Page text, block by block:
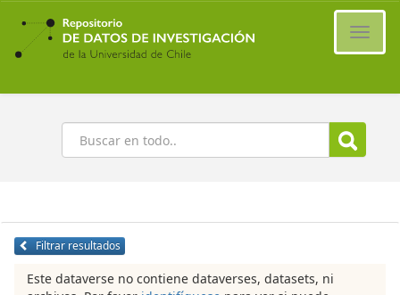
Ir
contenido
principal
Buscar
Filtrar resultados
Este dataverse no contiene dataverses, datasets, ni